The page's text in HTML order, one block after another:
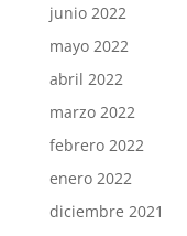
junio 2022
mayo 2022
abril 2022
marzo 2022
febrero 2022
enero 2022
diciembre 2021